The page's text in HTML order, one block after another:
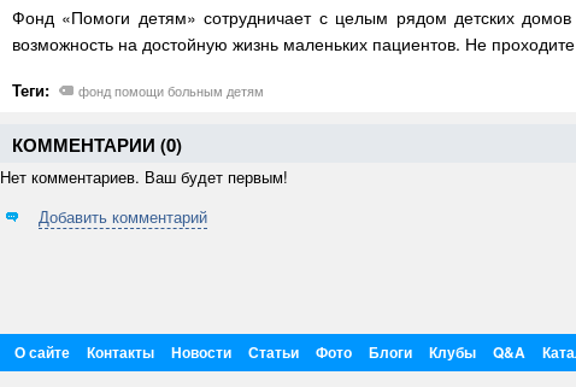
Фонд «Помоги детям» сотрудничает с целым рядом детских
возможность на достойную жизнь маленьких пациентов. Не
Теги: фонд помощи больным детям
КОММЕНТАРИИ (0)
Нет комментариев. Ваш будет первым!
Добавить комментарий
О сайте Контакты Новости Статьи Фото Блоги Клубы Q&A